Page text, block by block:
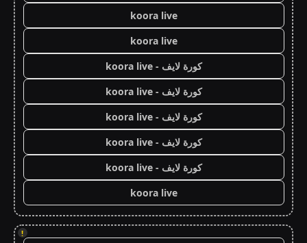
koora live
koora live
كورة لايف - koora live
كورة لايف - koora live
كورة لايف - koora live
كورة لايف - koora live
كورة لايف - koora live
koora live
!